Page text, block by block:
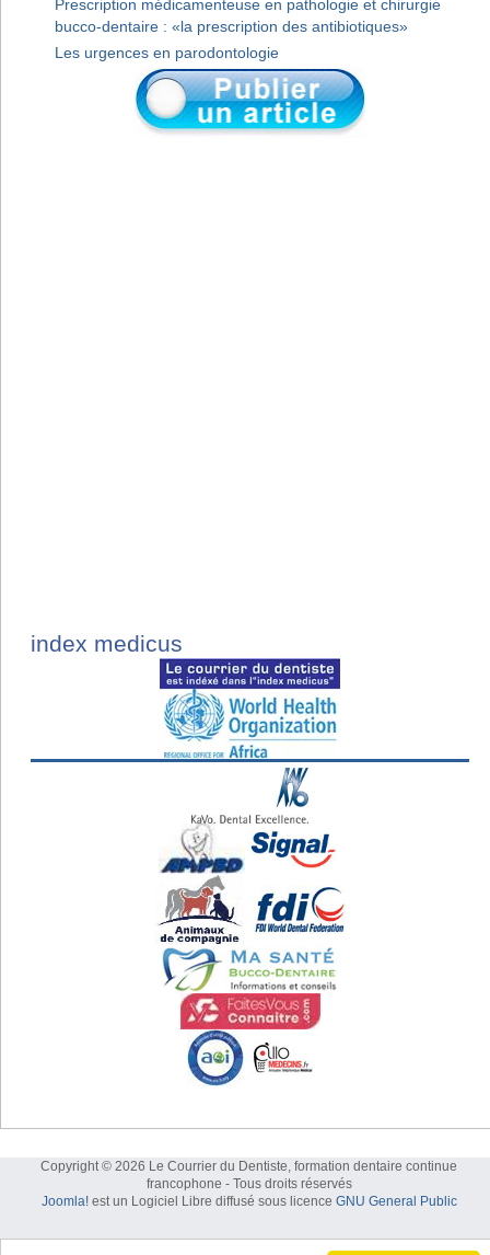
Prescription médicamenteuse en pathologie et chirurgie
bucco-dentaire : «la prescription des antibiotiques»
Les urgences en parodontologie
index medicus
Copyright © 2026 Le Courrier du Dentiste, formation dentaire continue
francophone - Tous droits réservés
Joomla!est un Logiciel Libre diffusé sous licence GNU General Public